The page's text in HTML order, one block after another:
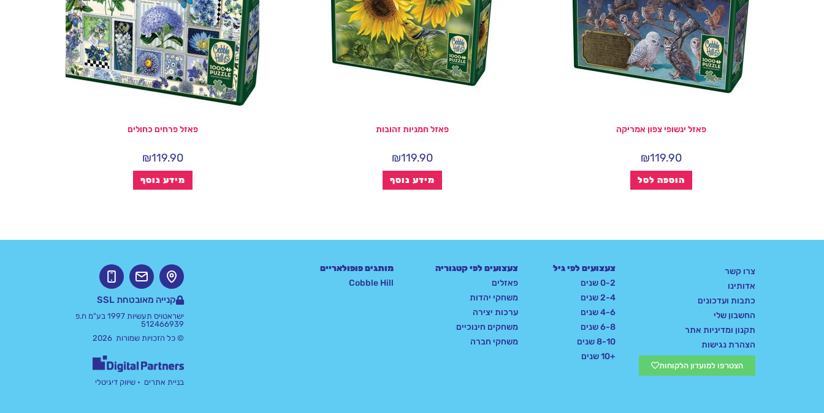
פאזל ינשופי צפון אמריקה
₪119.90
הוספה לסל
פאזל חמניות זהובות
₪119.90
מידע נוסף
פאזל פרחים כחולים
₪119.90
מידע נוסף
צרו קשר
אדותינו
כתבות ועדכונים
החשבון שלי
תקנון ומדיניות אתר
הצהרת נגישות
הצטרפו למועדון הלקוחות
צעצועים לפי גיל
0-2 שנים
2-4 שנים
4-6 שנים
6-8 שנים
8-10 שנים
+10 שנים
צעצועים לפי קטגוריה
פאזלים
משחקי יהדות
ערכות יצירה
משחקים חינוכיים
משחקי חברה
מותגים פופולאריים
Cobble Hill
קנייה מאובטחת SSL
ישראטויס תעשיות 1997 בע"מ ח.פ
512466939
© כל הזכויות שמורות 2026
בניית אתרים • שיווק דיגיטלי